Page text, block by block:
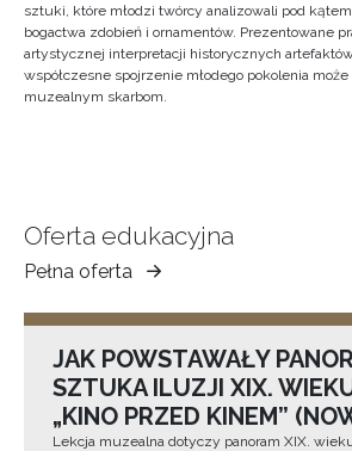
sztuki, które młodzi twórcy analizowali pod
bogactwa zdobień i ornamentów. Prezentowane
artystycznej interpretacji historycznych
współczesne spojrzenie młodego pokolenia
muzealnym skarbom.
Oferta edukacyjna
Pełna oferta
Muzeum
Ziemi
JAK POWSTAWAŁY
SZTUKA ILUZJI XIX.
„KINO PRZED KINEM”
Lekcja muzealna dotyczy panoram XIX.